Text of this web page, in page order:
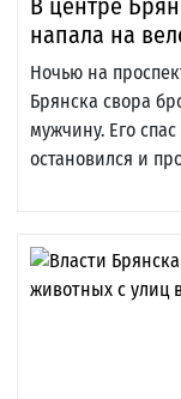
В центре
напала на
Ночью на
Брянска свора
мужчину. Его
остановился и